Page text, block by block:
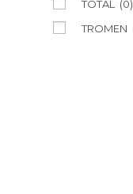
TOTAL
(0)
TROMEN